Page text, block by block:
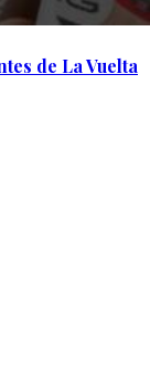
de La Vuelta